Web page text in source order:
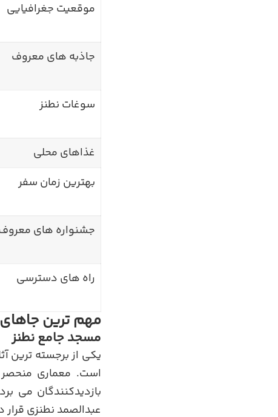
موقعیت جغرافیایی
جاذبه های معروف
سوغات نطنز
غذاهای محلی
بهترین زمان سفر
جشنواره های
راه های دسترسی
مهم ترین
مسجد جامع نطنز
یکی از برجسته ترین
است. معماری منحصر
بازدیدکنندگان می
عبدالصمد نطنزی قرار